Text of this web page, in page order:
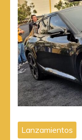
Lanzamientos